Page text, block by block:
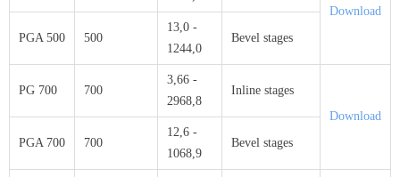
Download
PGA 500
500
13,0 -
1244,0
Bevel stages
PG 700 700
3,66 -
2968,8
Inline stages
Download
PGA 700
700
12,6 -
1068,9
Bevel stages